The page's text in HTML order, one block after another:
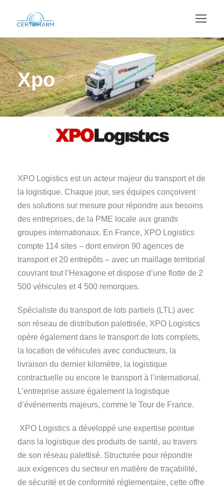
Xpo
XPO Logistics est un acteur majeur du transport et de
la logistique. Chaque jour, ses équipes conçoivent
des solutions sur mesure pour répondre aux besoins
des entreprises, de la PME locale aux grands
groupes internationaux. En France, XPO Logistics
compte 114 sites – dont environ 90 agences de
transport et 20 entrepôts – avec un maillage territorial
couvrant tout l’Hexagone et dispose d’une flotte de 2
500 véhicules et 4 500 remorques.
Spécialiste du transport de lots partiels (LTL) avec
son réseau de distribution palettisée, XPO Logistics
opère également dans le transport de lots complets,
la location de véhicules avec conducteurs, la
livraison du dernier kilomètre, la logistique
contractuelle ou encore le transport à l’international.
L’entreprise assure également la logistique
d’événements majeurs, comme le Tour de France.
XPO Logistics a développé une expertise pointue
dans la logistique des produits de santé, au travers
de son réseau palettisé. Structurée pour répondre
aux exigences du secteur en matière de traçabilité,
de sécurité et de conformité réglementaire, cette offre